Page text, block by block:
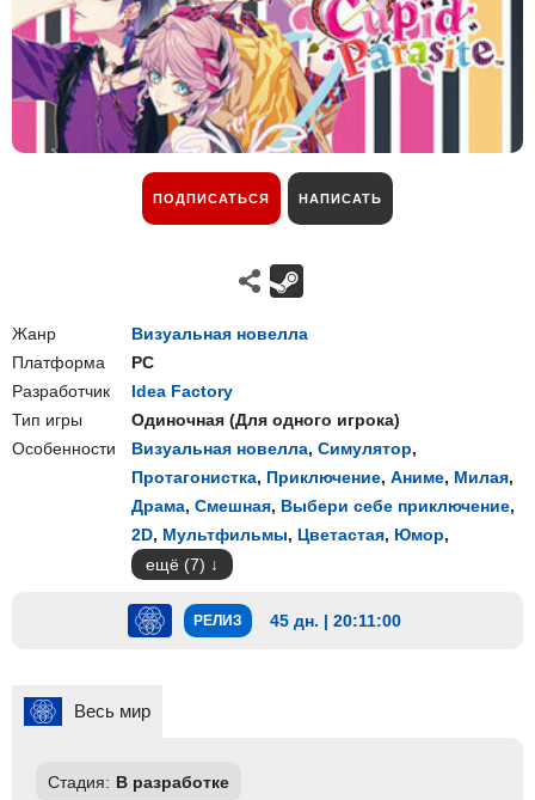
ПОДПИСАТЬСЯ НАПИСАТЬ
Жанр
Визуальная новелла
Платформа
PC
Разработчик
Idea Factory
Тип игры
Одиночная (Для одного игрока)
Особенности
Визуальная новелла, Симулятор,
Протагонистка, Приключение, Аниме, Милая,
Драма, Смешная, Выбери себе приключение,
2D, Мультфильмы, Цветастая, Юмор,
ещё (7)
РЕЛИЗ 45 дн. | 20:10:59
Весь мир
Стадия: В разработке